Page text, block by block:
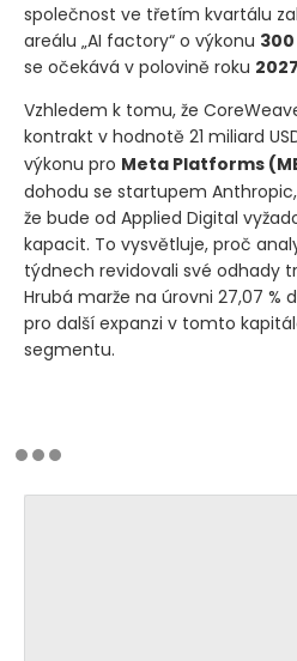
společnost ve třetím kvartálu
areálu „AI factory“ o výkonu
se očekává v polovině roku 2027
Vzhledem k tomu, že
kontrakt v hodnotě 21 miliard
výkonu pro Meta Platforms
dohodu se startupem
že bude od Applied Digital
kapacit. To vysvětluje, proč
týdnech revidovali své odhady
Hrubá marže na úrovni 27,07 %
pro další expanzi v tomto
segmentu.